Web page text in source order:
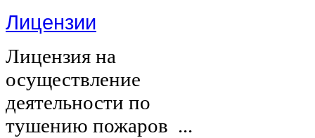
Лицензии
Лицензия на
осуществление
деятельности по
тушению пожаров ...